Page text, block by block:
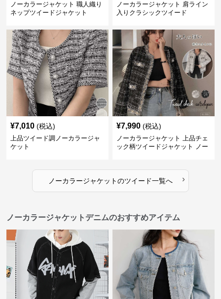
ノーカラージャケット 職人織り
ネップツイードジャケット
ノーカラージャケット 肩ライン
入りクラシックツイード
¥7,010 (税込)
上品ツイード調ノーカラージャ
ケット
¥7,990 (税込)
ノーカラージャケット 上品チェ
ック柄ツイードジャケット ノー
ノーカラージャケットのツイード一覧へ ›
ノーカラージャケットデニムのおすすめアイテム